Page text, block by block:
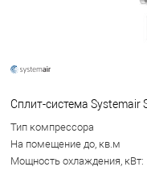
Сплит-система Systemair
Тип компрессора
На помещение до, кв.м
Мощность охлаждения, кВт: